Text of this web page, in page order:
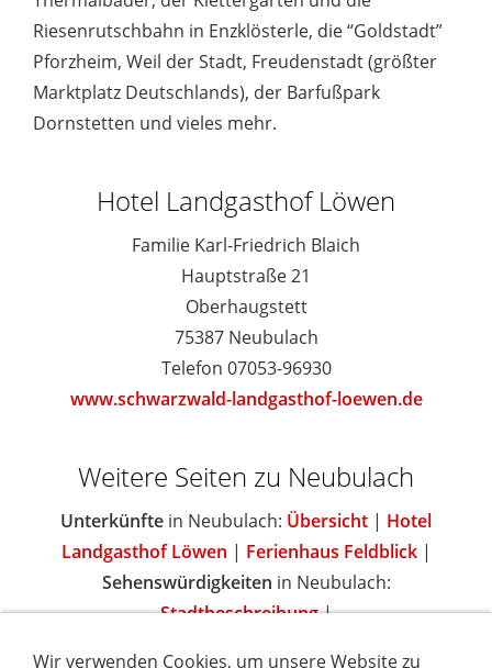
Riesenrutschbahn in Enzklösterle, die “Goldstadt”
Pforzheim, Weil der Stadt, Freudenstadt (größter
Marktplatz Deutschlands), der Barfußpark
Dornstetten und vieles mehr.
Hotel Landgasthof Löwen
Familie Karl-Friedrich Blaich
Hauptstraße 21
Oberhaugstett
75387 Neubulach
Telefon 07053-96930
www.schwarzwald-landgasthof-loewen.de
Weitere Seiten zu Neubulach
Unterkünfte in Neubulach: Übersicht | Hotel
Landgasthof Löwen | Ferienhaus Feldblick|
Sehenswürdigkeiten in Neubulach:
Stadtbeschreibung|
Wir verwenden Cookies, um unsere Website zu